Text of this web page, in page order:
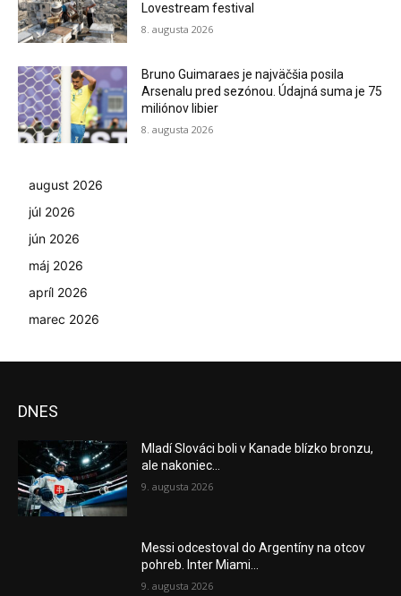
Lovestream festival
8. augusta 2026
Bruno Guimaraes je najväčšia posila
Arsenalu pred sezónou. Údajná suma je 75
miliónov libier
8. augusta 2026
august 2026
júl 2026
jún 2026
máj 2026
apríl 2026
marec 2026
DNES
Mladí Slováci boli v Kanade blízko bronzu,
ale nakoniec...
9. augusta 2026
Messi odcestoval do Argentíny na otcov
pohreb. Inter Miami...
9. augusta 2026